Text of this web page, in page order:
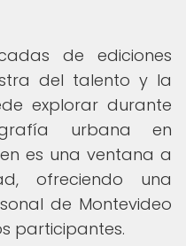
de ediciones
del talento y la
explorar durante
urbana en
es una ventana a
ofreciendo una
de Montevideo
participantes.